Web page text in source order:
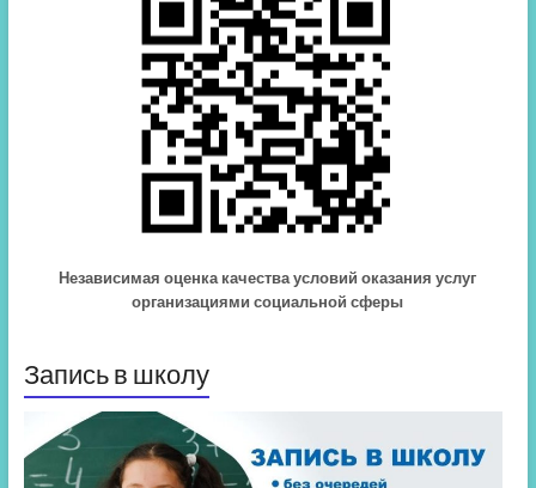
Независимая оценка качества условий оказания услуг
организациями социальной сферы
Запись в школу